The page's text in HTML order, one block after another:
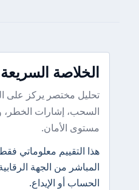
الخلاصة السريعة
تحليل مختصر يركز على
السحب، إشارات الخطر،
مستوى الأمان.
هذا التقييم معلوماتي
المباشر من الجهة
الحساب أو الإيداع.